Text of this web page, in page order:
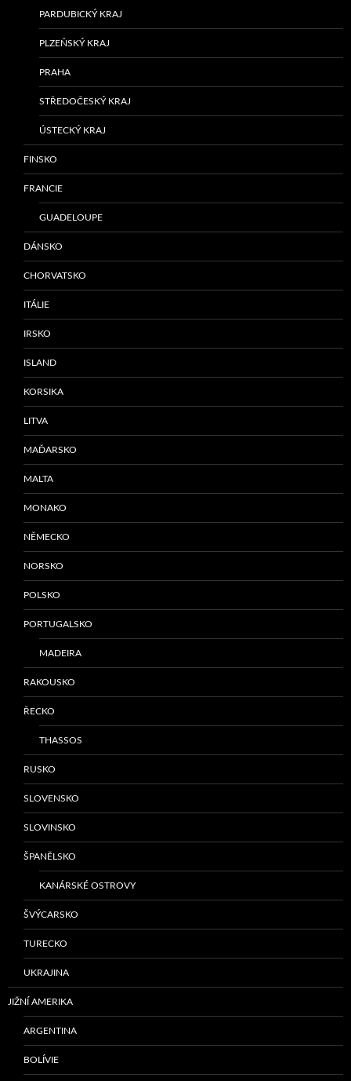
PARDUBICKÝ KRAJ
PLZEŇSKÝ KRAJ
PRAHA
STŘEDOČESKÝ KRAJ
ÚSTECKÝ KRAJ
FINSKO
FRANCIE
GUADELOUPE
DÁNSKO
CHORVATSKO
ITÁLIE
IRSKO
ISLAND
KORSIKA
LITVA
MAĎARSKO
MALTA
MONAKO
NĚMECKO
NORSKO
POLSKO
PORTUGALSKO
MADEIRA
RAKOUSKO
ŘECKO
THASSOS
RUSKO
SLOVENSKO
SLOVINSKO
ŠPANĚLSKO
KANÁRSKÉ OSTROVY
ŠVÝCARSKO
TURECKO
UKRAJINA
JIŽNÍ AMERIKA
ARGENTINA
BOLÍVIE